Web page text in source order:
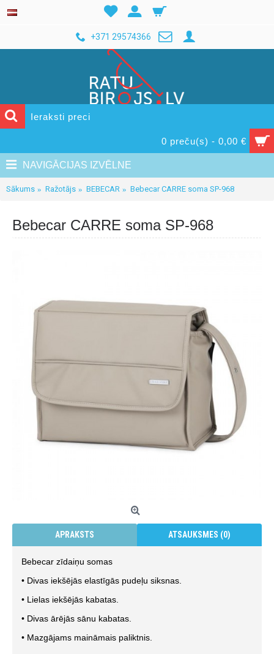
+371 29574366
0 preču(s) - 0,00 €
NAVIGĀCIJAS IZVĒLNE
Sākums Ražotājs BEBECAR Bebecar CARRE soma SP-968
Bebecar CARRE soma SP-968
APRAKSTS ATSAUKSMES (0)
Bebecar zīdaiņu somas
• Divas iekšējās elastīgās pudeļu siksnas.
• Lielas iekšējās kabatas.
• Divas ārējās sānu kabatas.
• Mazgājams maināmais paliktnis.